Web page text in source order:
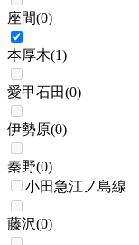
座間(0)
本厚木(1)
愛甲石田(0)
伊勢原(0)
秦野(0)
小田急江ノ島線
藤沢(0)